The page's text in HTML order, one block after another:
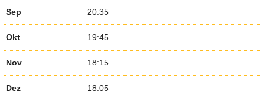
Sep 20:35
Okt 19:45
Nov 18:15
Dez 18:05